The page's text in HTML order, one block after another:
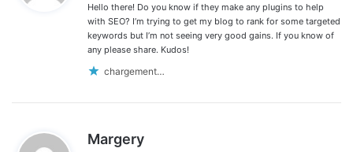
:
Hello there! Do you know if they make any plugins to help
with SEO? I’m trying to get my blog to rank for some targeted
keywords but I’m not seeing very good gains. If you know of
any please share. Kudos!
chargement…
Margery